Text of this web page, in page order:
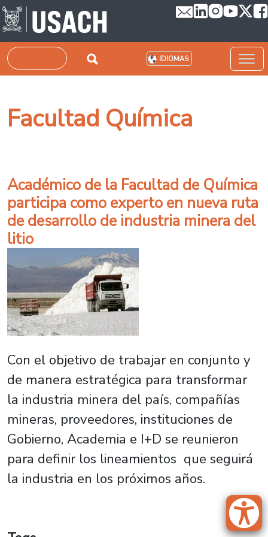
Pasar al contenido principal
Buscar IDIOMAS
Facultad Química
Académico de la Facultad de Química
participa como experto en nueva ruta
de desarrollo de industria minera del
litio
Con el objetivo de trabajar en conjunto y
de manera estratégica para transformar
la industria minera del país, compañías
mineras, proveedores, instituciones de
Gobierno, Academia e I+D se reunieron
para definir los lineamientos que seguirá
la industria en los próximos años.